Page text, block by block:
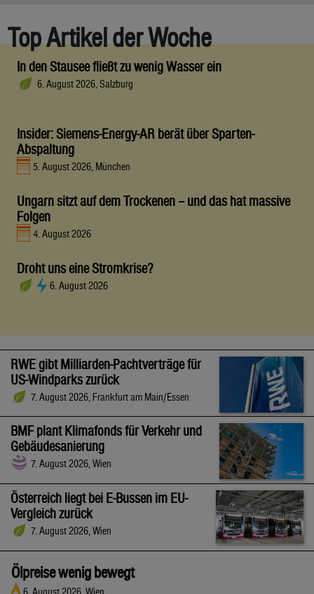
Top Artikel der Woche
In den Stausee fließt zu wenig Wasser ein
6. August 2026, Salzburg
Insider: Siemens-Energy-AR berät über Sparten-
Abspaltung
5. August 2026, München
Ungarn sitzt auf dem Trockenen – und das hat massive
Folgen
4. August 2026
Droht uns eine Stromkrise?
6. August 2026
RWE gibt Milliarden-Pachtverträge für
US-Windparks zurück
7. August 2026, Frankfurt am Main/Essen
BMF plant Klimafonds für Verkehr und
Gebäudesanierung
7. August 2026, Wien
Österreich liegt bei E-Bussen im EU-
Vergleich zurück
7. August 2026, Wien
Ölpreise wenig bewegt